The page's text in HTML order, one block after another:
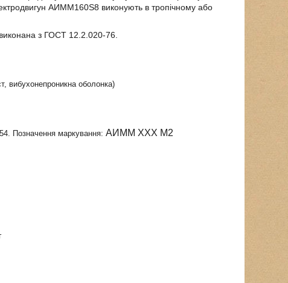
АИММ160Ѕ8 виконують в тропічному або
з ГОСТ 12.2.020-76.
вибухонепроникна оболонка)
Позначення маркування: АИММ ХХХ М2